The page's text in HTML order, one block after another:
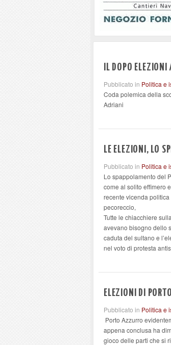
IL DOPO
Pubblicato in Politica e
Coda polemica della
Adriani
LE ELEZIONI, LO
Pubblicato in Politica e
Lo spappolamento del
come al solito effimero
recente vicenda
pecoreccio,
Tutte le chiacchiere
avevano bisogno dello
caduta del sultano e
nel voto di protesta
ELEZIONI DI
Pubblicato in Politica e
Porto Azzurro
appena conclusa ha
gioco delle parti che si